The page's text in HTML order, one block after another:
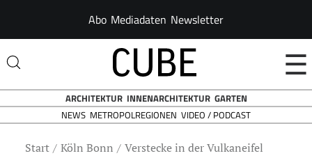
Abo Mediadaten Newsletter
☰
ARCHITEKTUR INNENARCHITEKTUR GARTEN
NEWS METROPOLREGIONEN VIDEO / PODCAST
Start Köln Bonn Verstecke in der Vulkaneifel